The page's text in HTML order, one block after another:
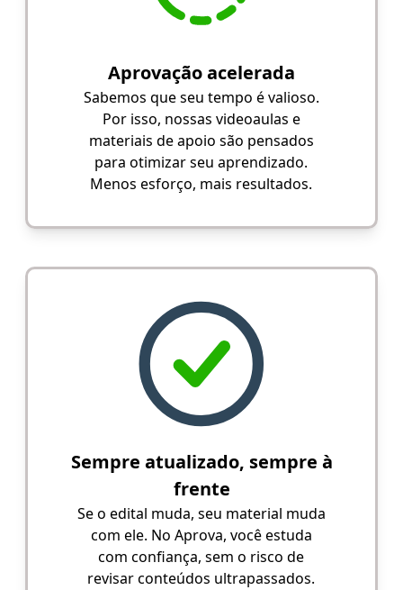
Aprovação acelerada
Sabemos que seu tempo é valioso.
Por isso, nossas videoaulas e
materiais de apoio são pensados
para otimizar seu aprendizado.
Menos esforço, mais resultados.
Sempre atualizado, sempre à
frente
Se o edital muda, seu material muda
com ele. No Aprova, você estuda
com confiança, sem o risco de
revisar conteúdos ultrapassados.